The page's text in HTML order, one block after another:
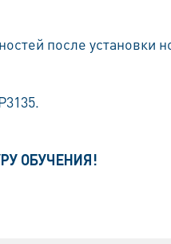
после установки
ОБУЧЕНИЯ!